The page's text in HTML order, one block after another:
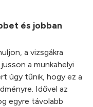
és jobban
a vizsgákra
a munkahelyi
úgy tűnik, hogy ez a
Idővel az
egyre távolabb